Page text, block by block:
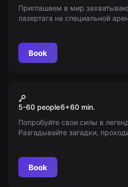
Приглашаем в мир
лазертага на специальной
Book
Форт Боярд
5-60 people6+60 min.
Попробуйте свои силы в
Разгадывайте загадки,
Book